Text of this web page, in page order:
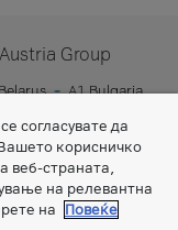
Group
A1 Bulgaria
согласувате да
корисничко
веб-страната,
на релевантна
на
Повеќе